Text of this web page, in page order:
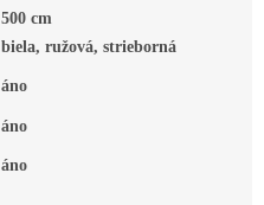
500 cm
biela, ružová, strieborná
áno
áno
áno